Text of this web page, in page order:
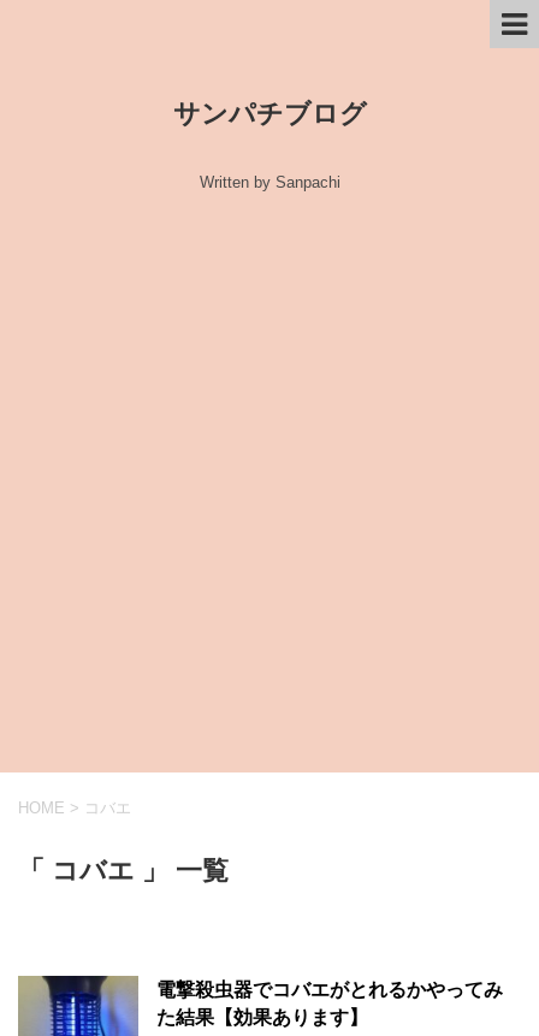
サンパチブログ
Written by Sanpachi
HOME > コバエ
「 コバエ 」 一覧
電撃殺虫器でコバエがとれるかやってみ
た結果【効果あります】